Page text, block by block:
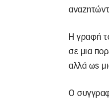
Η γραφή
σε μια
αλλά ως
Ο